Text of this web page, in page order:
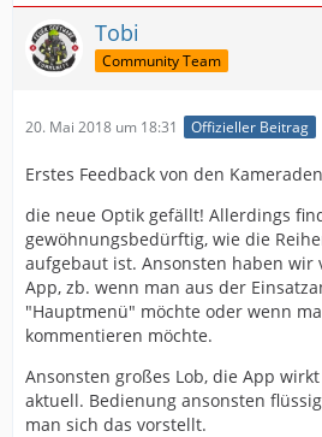
Tobi
Community Team
20. Mai 2018 um 18:31 Offizieller Beitrag
Erstes Feedback von den
die neue Optik gefällt! Allerdings
gewöhnungsbedürftig, wie die
aufgebaut ist. Ansonsten haben wir
App, zb. wenn man aus der
"Hauptmenü" möchte oder wenn
kommentieren möchte.
Ansonsten großes Lob, die App
aktuell. Bedienung ansonsten
man sich das vorstellt.